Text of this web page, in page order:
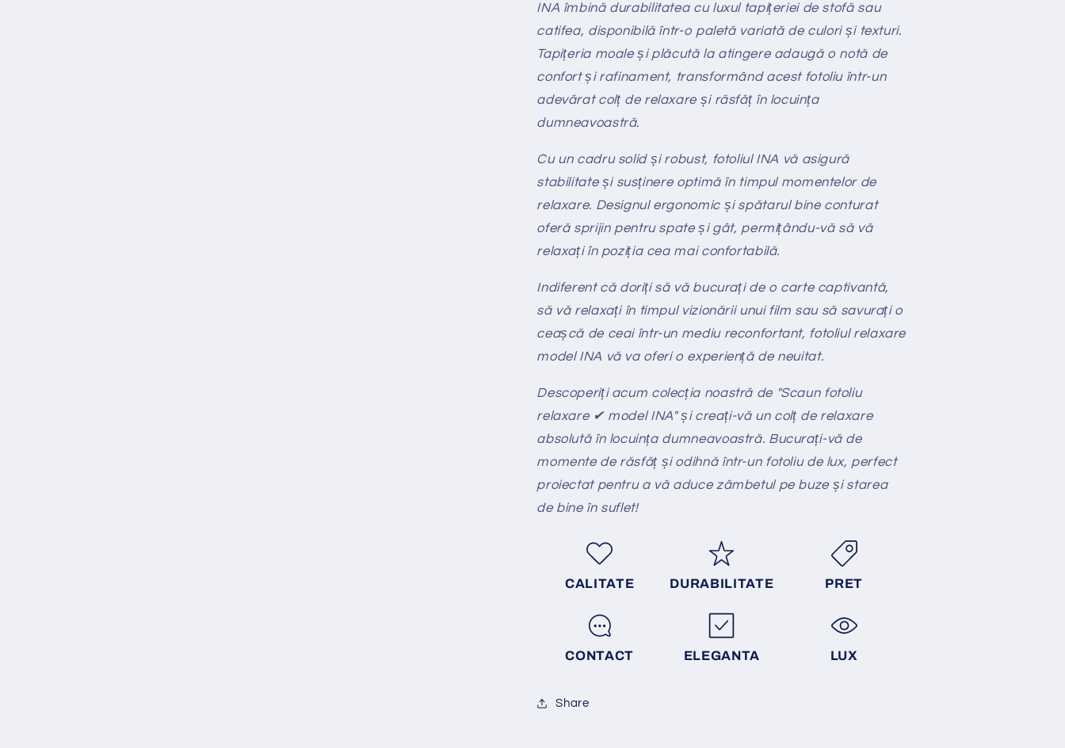
INA îmbină durabilitatea cu luxul tapițeriei de stofă sau
catifea, disponibilă într-o paletă variată de culori și texturi.
Tapițeria moale și plăcută la atingere adaugă o notă de
confort și rafinament, transformând acest fotoliu într-un
adevărat colț de relaxare și răsfăț în locuința
dumneavoastră.
Cu un cadru solid și robust, fotoliul INA vă asigură
stabilitate și susținere optimă în timpul momentelor de
relaxare. Designul ergonomic și spătarul bine conturat
oferă sprijin pentru spate și gât, permițându-vă să vă
relaxați în poziția cea mai confortabilă.
Indiferent că doriți să vă bucurați de o carte captivantă,
să vă relaxați în timpul vizionării unui film sau să savurați o
ceașcă de ceai într-un mediu reconfortant, fotoliul relaxare
model INA vă va oferi o experiență de neuitat.
Descoperiți acum colecția noastră de "Scaun fotoliu
relaxare ✔ model INA" și creați-vă un colț de relaxare
absolută în locuința dumneavoastră. Bucurați-vă de
momente de răsfăț și odihnă într-un fotoliu de lux, perfect
proiectat pentru a vă aduce zâmbetul pe buze și starea
de bine în suflet!
CALITATE DURABILITATE PRET
CONTACT ELEGANTA LUX
Share